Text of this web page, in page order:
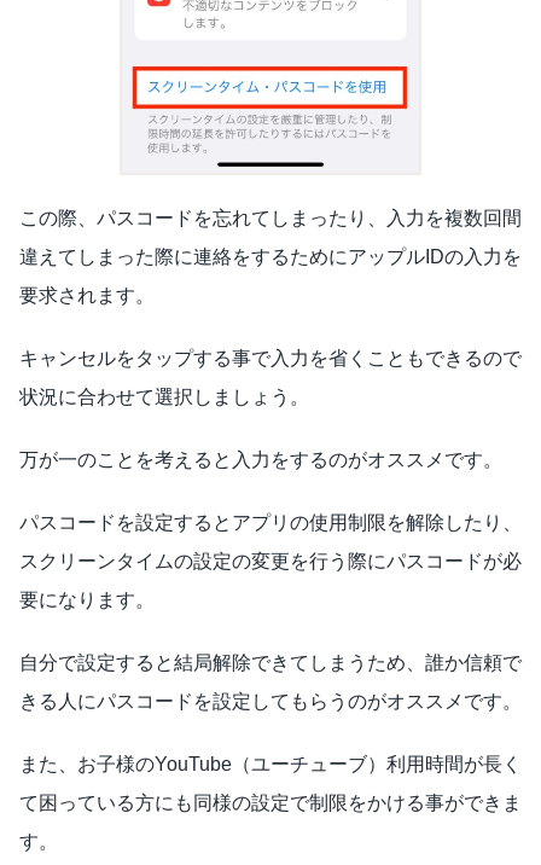
この際、パスコードを忘れてしまったり、入力を複数回間
違えてしまった際に連絡をするためにアップルIDの入力を
要求されます。
キャンセルをタップする事で入力を省くこともできるので
状況に合わせて選択しましょう。
万が一のことを考えると入力をするのがオススメです。
パスコードを設定するとアプリの使用制限を解除したり、
スクリーンタイムの設定の変更を行う際にパスコードが必
要になります。
自分で設定すると結局解除できてしまうため、誰か信頼で
きる人にパスコードを設定してもらうのがオススメです。
また、お子様のYouTube（ユーチューブ）利用時間が長く
て困っている方にも同様の設定で制限をかける事ができま
す。